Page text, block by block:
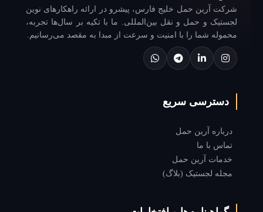
شرکت آرین حمل خلیج فارس، پیشرو در ارائه راهکارهای نوین
لجستیک و حمل و نقل بین‌المللی. ما با تکیه بر سال‌ها تجربه،
محموله شما را با امنیت و سرعت از مبدا به مقصد می‌رسانیم.
دسترسی سریع
درباره آرین حمل
تماس با ما
خدمات آرین حمل
مجله لجستیک (بلاگ)